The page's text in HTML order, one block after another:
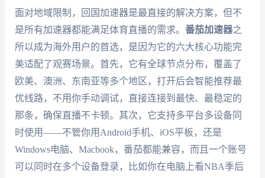
面对地域限制，回国加速器是最直接的解决方案，但不
是所有加速器都能满足体育直播的需求。 番茄加速器之
所以成为海外用户的首选，是因为它的六大核心功能完
美适配了观赛场景。首先，它有全球节点分布，覆盖了
欧美、澳洲、东南亚等多个地区，打开后会智能推荐最
优线路，不用你手动调试，直接连接到最快、最稳定的
那条，确保直播不卡顿。其次，它支持多平台多设备同
时使用——不管你用Android手机、iOS平板，还是
Windows电脑、Macbook，番茄都能兼容，而且一个账号
可以同时在多个设备登录，比如你在电脑上看NBA季后